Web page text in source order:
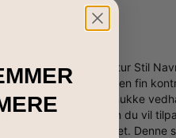
Vores Signatur Stil
små bogstaver er en fin
fantastisk. Dette smukke
besluttet, hvordan du vil
en ven eller en elsket. Denne